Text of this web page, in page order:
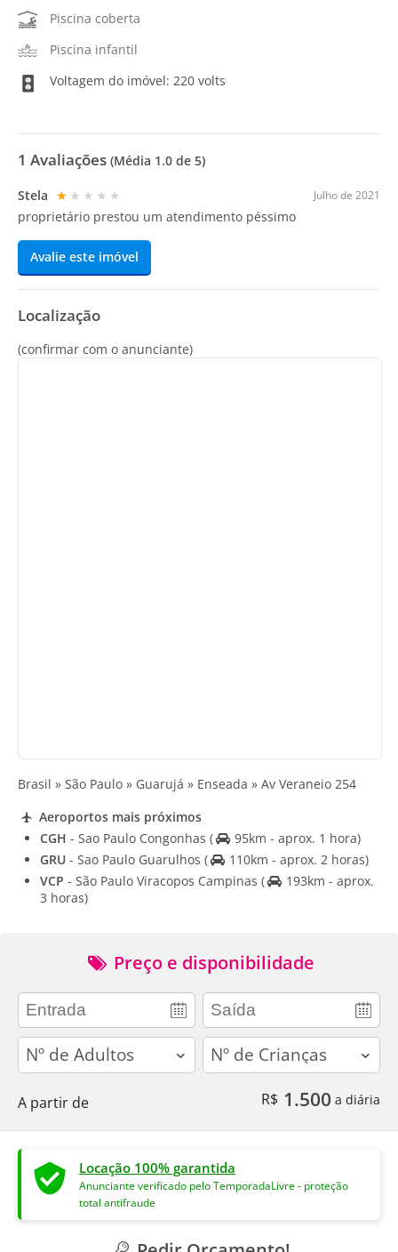
Piscina coberta
Piscina infantil
Voltagem do imóvel: 220 volts
1 Avaliações (Média 1.0 de 5)
Julho de 2021
Stela ★★★★★
proprietário prestou um atendimento péssimo
Avalie este imóvel
Localização
(confirmar com o anunciante)
Brasil » São Paulo » Guarujá » Enseada » Av Veraneio 254
Aeroportos mais próximos
CGH - Sao Paulo Congonhas (
95km - aprox. 1 hora)
GRU - Sao Paulo Guarulhos (
110km - aprox. 2 horas)
VCP - São Paulo Viracopos Campinas (
193km - aprox.
3 horas)
Preço e disponibilidade
adults children
A partir de R$ 1.500 a diária
Locação 100% garantida
Anunciante verificado pelo TemporadaLivre - proteção
total antifraude